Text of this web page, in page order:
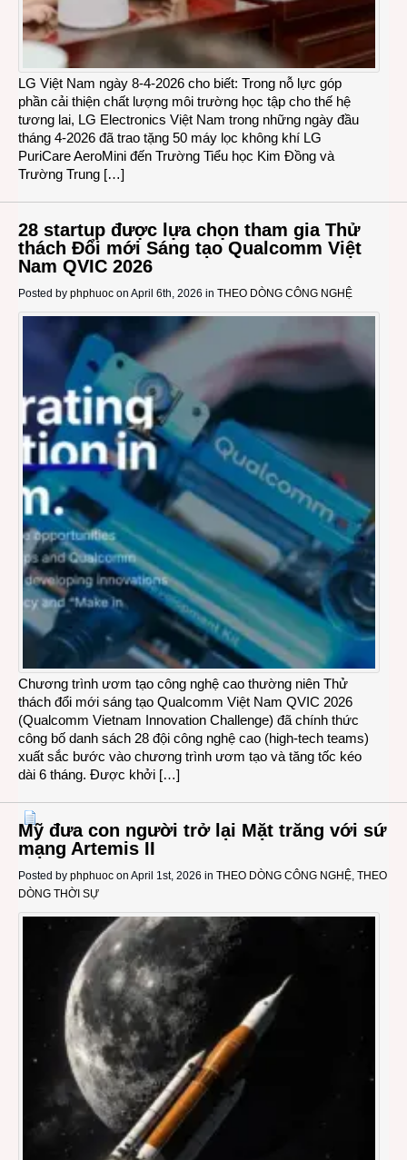
LG Việt Nam ngày 8-4-2026 cho biết: Trong nỗ lực góp
phần cải thiện chất lượng môi trường học tập cho thế hệ
tương lai, LG Electronics Việt Nam trong những ngày đầu
tháng 4-2026 đã trao tặng 50 máy lọc không khí LG
PuriCare AeroMini đến Trường Tiểu học Kim Đồng và
Trường Trung […]
28 startup được lựa chọn tham gia Thử
thách Đổi mới Sáng tạo Qualcomm Việt
Nam QVIC 2026
Posted by phphuoc on April 6th, 2026 in THEO DÒNG CÔNG NGHỆ
Chương trình ươm tạo công nghệ cao thường niên Thử
thách đổi mới sáng tạo Qualcomm Việt Nam QVIC 2026
(Qualcomm Vietnam Innovation Challenge) đã chính thức
công bố danh sách 28 đội công nghệ cao (high‑tech teams)
xuất sắc bước vào chương trình ươm tạo và tăng tốc kéo
dài 6 tháng. Được khởi […]
Mỹ đưa con người trở lại Mặt trăng với sứ
mạng Artemis II
Posted by phphuoc on April 1st, 2026 in THEO DÒNG CÔNG NGHỆ, THEO
DÒNG THỜI SỰ